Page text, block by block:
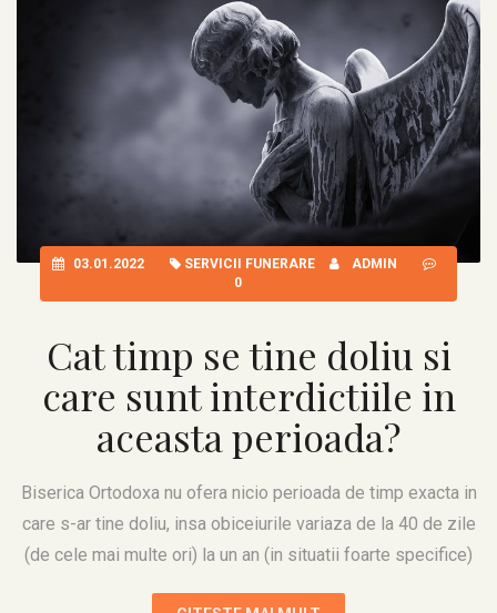
03.01.2022 SERVICII FUNERARE
ADMIN
0
Cat timp se tine doliu si
care sunt interdictiile in
aceasta perioada?
Biserica Ortodoxa nu ofera nicio perioada de timp exacta in
care s-ar tine doliu, insa obiceiurile variaza de la 40 de zile
(de cele mai multe ori) la un an (in situatii foarte specifice)